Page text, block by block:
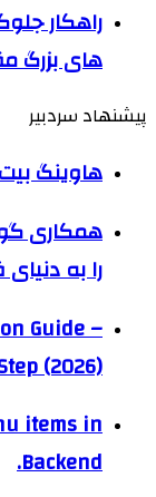
راهکار
های بزرگ
پیشنهاد سردبیر
هاوینگ
همکاری
را به
Guide –
(2026)
items in
Backend.